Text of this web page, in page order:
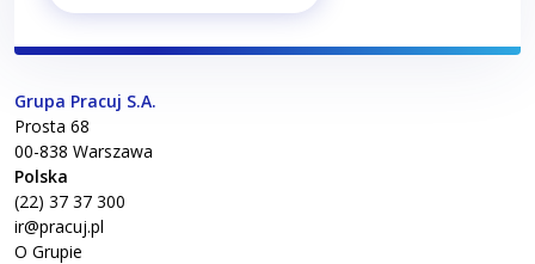
Grupa Pracuj S.A.
Prosta 68
00-838 Warszawa
Polska
(22) 37 37 300
ir@pracuj.pl
O Grupie